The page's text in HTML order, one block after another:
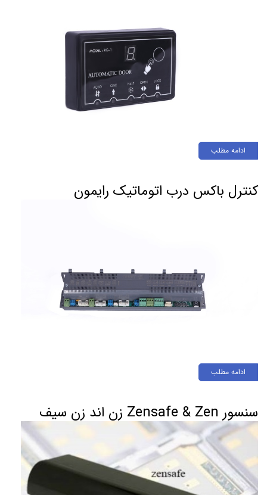
ادامه مطلب
کنترل باکس درب اتوماتیک رایمون
ادامه مطلب
سنسور Zensafe & Zen زن اند زن سیف